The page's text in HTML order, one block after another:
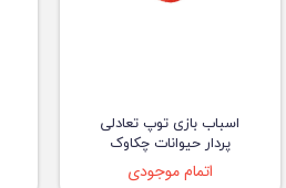
اسباب بازی توپ تعادلی
پردار حیوانات چکاوک
اتمام موجودی